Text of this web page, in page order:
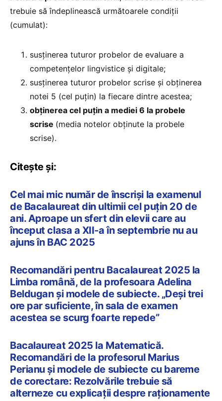
trebuie să îndeplinească următoarele condiții
(cumulat):
susținerea tuturor probelor de evaluare a
competențelor lingvistice și digitale;
susținerea tuturor probelor scrise și obținerea
notei 5 (cel puțin) la fiecare dintre acestea;
obținerea cel puțin a mediei 6 la probele
scrise (media notelor obținute la probele
scrise).
Citește și:
Cel mai mic număr de înscriși la examenul
de Bacalaureat din ultimii cel puțin 20 de
ani. Aproape un sfert din elevii care au
început clasa a XII-a în septembrie nu au
ajuns în BAC 2025
Recomandări pentru Bacalaureat 2025 la
Limba română, de la profesoara Adelina
Beldugan și modele de subiecte. „Deși trei
ore par suficiente, în sala de examen
acestea se scurg foarte repede”
Bacalaureat 2025 la Matematică.
Recomandări de la profesorul Marius
Perianu și modele de subiecte cu bareme
de corectare: Rezolvările trebuie să
alterneze cu explicații despre raționamente